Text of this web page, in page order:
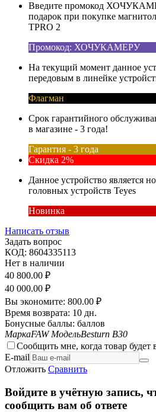
Введите промокод
подарок при покупке
TPRO 2
Промокод: ХОЧУКАМЕРУ
На текущий момент данное
передовым в линейке
Флагман
Срок гарантийного
в магазине - 3 года!
Гарантия - 3 года
Скидка 2%
Данное устройство является
головных устройств Teyes
Новинка
Написать отзыв
Задать вопрос
КОД: 8604335113
Нет в наличии
40 800.00 ₽
40 000.00 ₽
Вы экономите: 800.00 ₽
Время возврата: 10 дн.
Бонусные баллы: баллов
МаркаFAW МодельBesturn B30
Сообщить мне, когда товар будет
E-mail
Отложить Сравнить
Войдите в учётную запись,
сообщить вам об ответе